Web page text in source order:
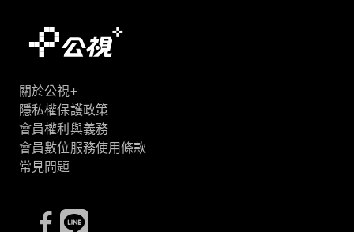
關於公視+
隱私權保護政策
會員權利與義務
會員數位服務使用條款
常見問題